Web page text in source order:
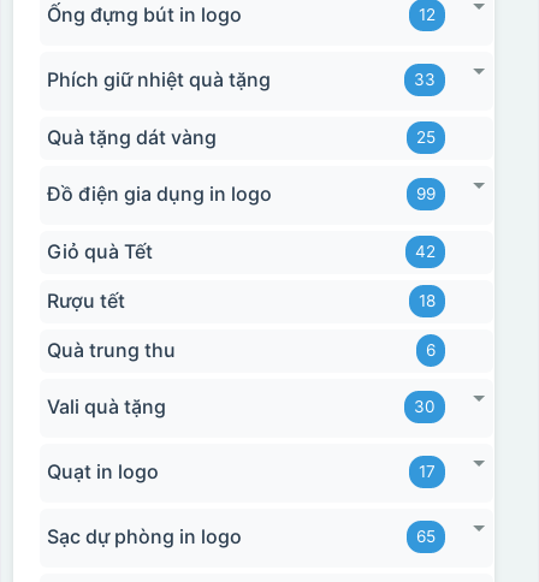
Ống đựng bút in logo 12
Phích giữ nhiệt quà tặng 33
Quà tặng dát vàng 25
Đồ điện gia dụng in logo 99
Giỏ quà Tết 42
Rượu tết 18
Quà trung thu 6
Vali quà tặng 30
Quạt in logo 17
Sạc dự phòng in logo 65